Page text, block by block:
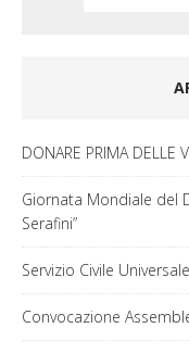
DONARE PRIMA DELLE
Giornata Mondiale del
Serafini”
Servizio Civile
Convocazione